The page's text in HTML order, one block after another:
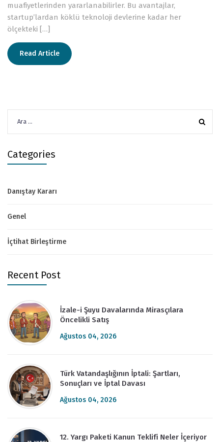
muafiyetlerinden yararlanabilirler. Bu avantajlar,
startup’lardan köklü teknoloji devlerine kadar her
ölçekteki […]
Read Article
Categories
Danıştay Kararı
Genel
İçtihat Birleştirme
Recent Post
İzale-i Şuyu Davalarında Mirasçılara
Öncelikli Satış
Ağustos 04, 2026
Türk Vatandaşlığının İptali: Şartları,
Sonuçları ve İptal Davası
Ağustos 04, 2026
12. Yargı Paketi Kanun Teklifi Neler İçeriyor